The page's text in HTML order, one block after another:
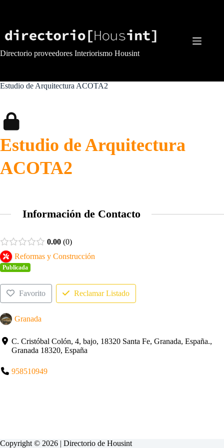
Directorio proveedores Interiorismo Housint
Estudio de Arquitectura ACOTA2
Estudio de Arquitectura
ACOTA2
Información de Contacto
0.00 0
Reformas y Construcción
Publicada
Favorito Reclamar Listado
Granada
C. Cristóbal Colón, 4, bajo, 18320 Santa Fe, Granada, España.,
Granada 18320, España
958510949
Copyright © 2026 | Directorio de Housint